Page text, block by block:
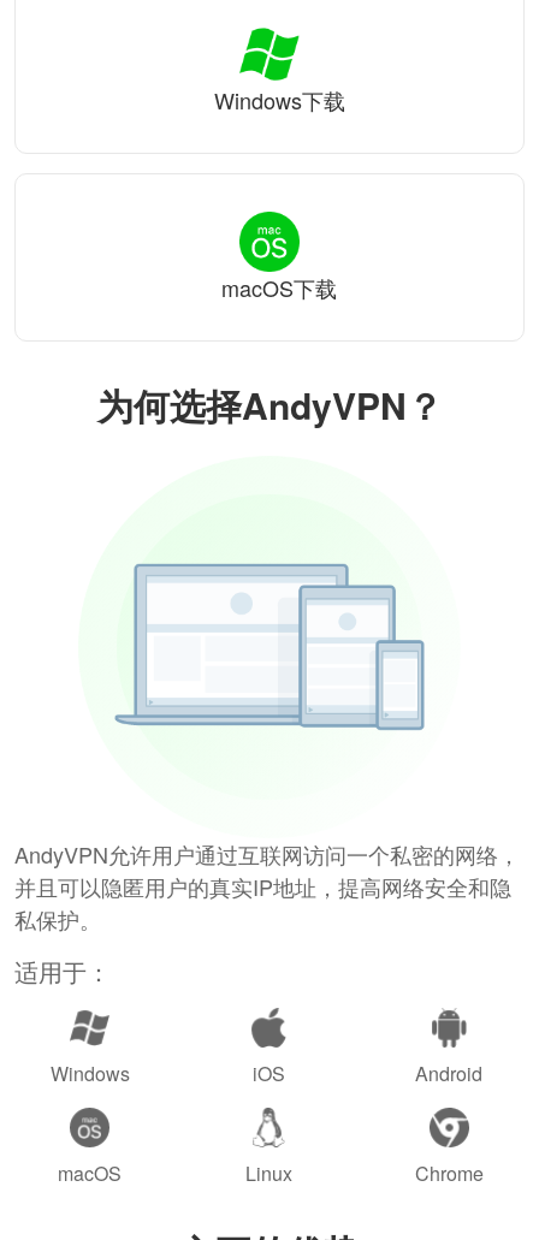
为何选择AndyVPN？
AndyVPN允许用户通过互联网访问一个私密的网络，
并且可以隐匿用户的真实IP地址，提高网络安全和隐
私保护。
适用于：
Windows iOS Android
macOS Linux Chrome
Windows下载
macOS下载